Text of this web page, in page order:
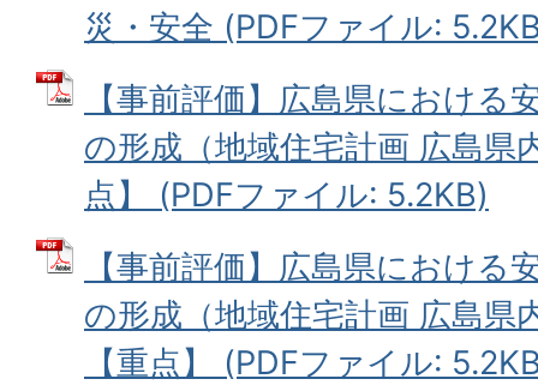
災・安全 (PDFファイル:
【事前評価】広島県における
の形成（地域住宅計画 広島県
点】 (PDFファイル: 5.2KB)
【事前評価】広島県における
の形成（地域住宅計画 広島県
【重点】 (PDFファイル: